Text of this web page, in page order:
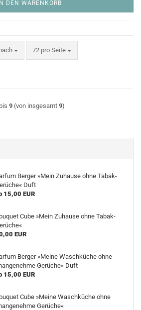
IN DEN WARENKORB
72 pro Seite
pro Seite
bis 9 (von insgesamt 9)
Berger »Mein Zuhause ohne Tabak-
Duft
15,00 EUR
Cube »Mein Zuhause ohne Tabak-
EUR
Berger »Meine Waschküche ohne
Gerüche« Duft
15,00 EUR
Cube »Meine Waschküche ohne
Gerüche«